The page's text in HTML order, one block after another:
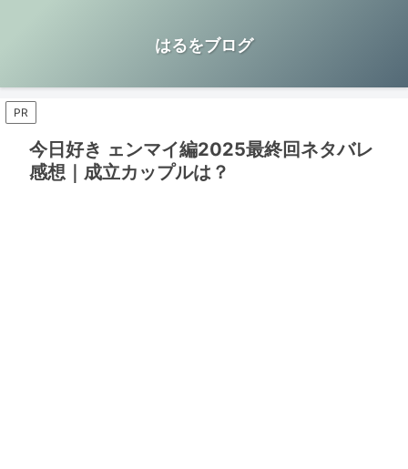
はるをブログ
PR
今日好き ェンマイ編2025最終回ネタバレ
感想｜成立カップルは？